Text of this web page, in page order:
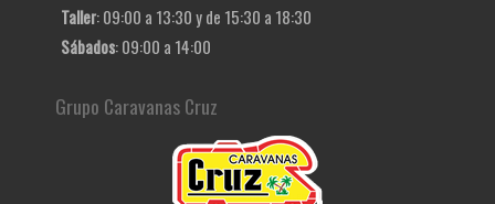
Taller: 09:00 a 13:30 y de 15:30 a 18:30
Sábados: 09:00 a 14:00
Grupo Caravanas Cruz